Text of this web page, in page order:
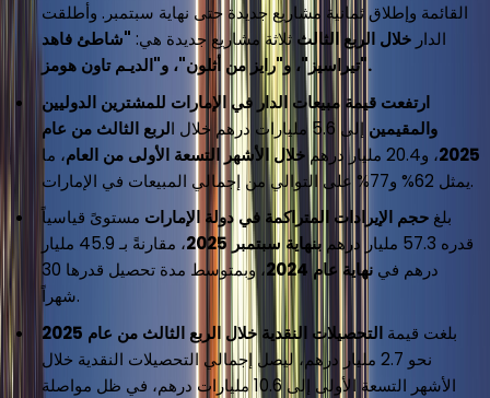
القائمة وإطلاق ثمانية مشاريع جديدة حتى نهاية سبتمبر. وأطلقت
الدار خلال الربع الثالث ثلاثة مشاريع جديدة هي: "شاطئ فاهد
تيراسيز"، و"رايز من أثلون"، و"الديـم تاون هومز".
ارتفعت قيمة مبيعات الدار في الإمارات للمشترين الدوليين
والمقيمين إلى 5.6 مليارات درهم خلال ا
لربع الثالث من عام
2025، و20.4 مليار درهم خلال الأشهر التسعة الأولى من العام، ما
يمثل 62% و77% على التوالي من إجمالي المبيعات في الإمارات.
بلغ حجم الإيرادات المتراكمة في دولة الإمارات مستوىً قياسياً
قدره 57.3 مليار درهم
بنهاية سبتمبر 2025
، مقارنةً بـ 45.9 مليار
درهم في نهاية عام 2024
، وبمتوسط مدة تحصيل قدرها 30
شهراً.
بلغت قيمة التحصيلات النقدية خلال الربع الثالث من عام 2025
نحو 2.7 مليار درهم، ليصل إجمالي التحصيلات النقدية خلال
الأشهر التسعة الأولى إلى 10.6 مليارات درهم، في ظل مواصلة